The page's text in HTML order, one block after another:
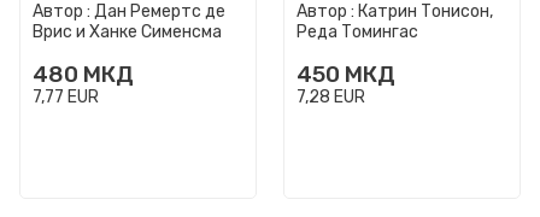
Автор : Дан Ремертс де
Врис и Ханке Сименсма
480 МКД
7,77 EUR
Автор : Катрин Тонисон,
Реда Томингас
450 МКД
7,28 EUR